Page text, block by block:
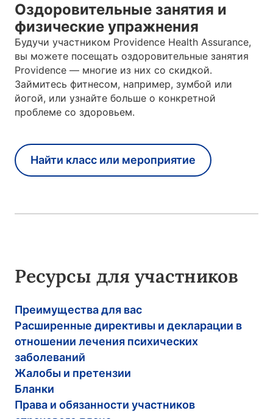
Оздоровительные занятия и
физические упражнения
Будучи участником Providence Health Assurance,
вы можете посещать оздоровительные занятия
Providence — многие из них со скидкой.
Займитесь фитнесом, например, зумбой или
йогой, или узнайте больше о конкретной
проблеме со здоровьем.
Найти класс или мероприятие
Ресурсы для участников
Преимущества для вас
Расширенные директивы и декларации в
отношении лечения психических
заболеваний
Жалобы и претензии
Бланки
Права и обязанности участников